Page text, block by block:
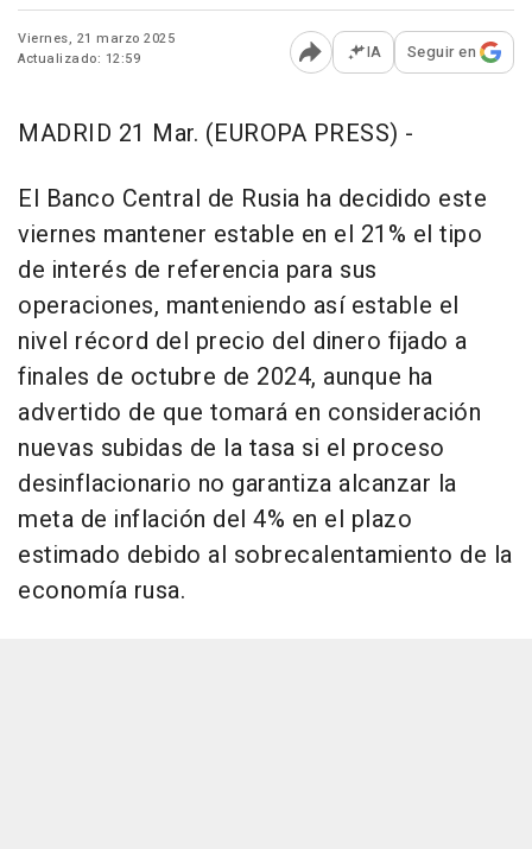
Viernes, 21 marzo 2025
Actualizado: 12:59
Abrir opciones para
IA Seguir en
MADRID 21 Mar. (EUROPA PRESS) -
El Banco Central de Rusia ha decidido este
viernes mantener estable en el 21% el tipo
de interés de referencia para sus
operaciones, manteniendo así estable el
nivel récord del precio del dinero fijado a
finales de octubre de 2024, aunque ha
advertido de que tomará en consideración
nuevas subidas de la tasa si el proceso
desinflacionario no garantiza alcanzar la
meta de inflación del 4% en el plazo
estimado debido al sobrecalentamiento de la
economía rusa.